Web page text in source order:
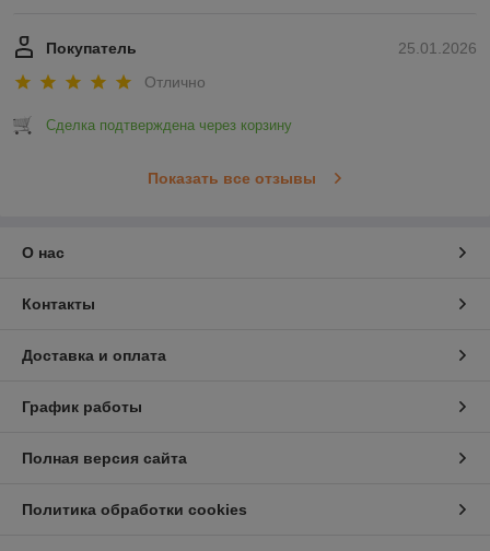
25.01.2026
Покупатель
Отлично
Сделка подтверждена через корзину
Показать все отзывы
О нас
Контакты
Доставка и оплата
График работы
Полная версия сайта
Политика обработки cookies